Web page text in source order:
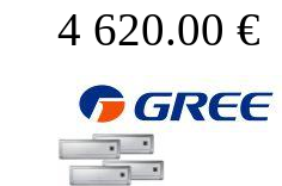
4 620.00 €